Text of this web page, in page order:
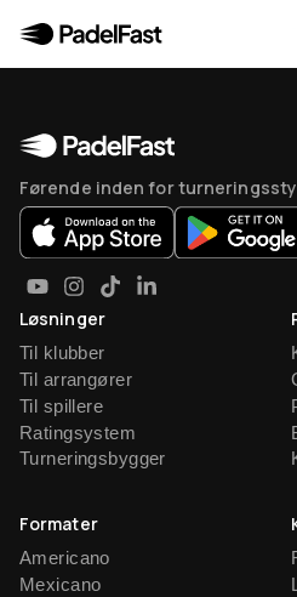
Førende inden for
Løsninger
Til klubber
Til arrangører
Til spillere
Ratingsystem
Turneringsbygger
Formater
Americano
Mexicano